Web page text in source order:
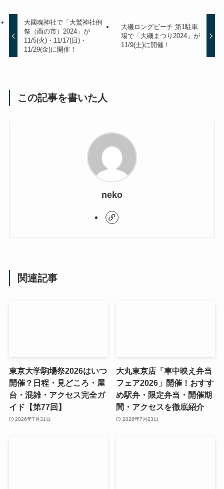
大國魂神社で「大鷲神社例
祭（酉の市）2024」が
11/5(火)・11/17(日)・
11/29(金)に開催！
大磯ロングビーチ 第1駐車
場で「大磯まつり2024」が
11/9(土)に開催！
この記事を書いた人
neko
関連記事
東京大学駒場祭2026はいつ
開催？日程・見どころ・屋
台・混雑・アクセス完全ガ
イド【第77回】
2026年7月31日
大丸東京店「車中映え弁当
フェア2026」開催！おすす
め駅弁・限定弁当・開催期
間・アクセスを徹底紹介
2026年7月23日